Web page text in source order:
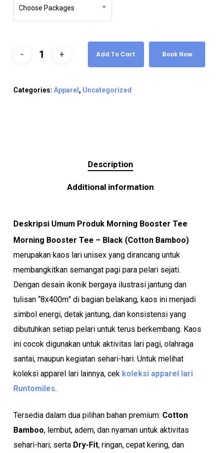
Choose Packages
Add To Cart Book Now
Categories: Apparel , Uncategorized
Description
Additional information
Deskripsi Umum Produk Morning Booster Tee
Morning Booster Tee – Black (Cotton Bamboo)
merupakan kaos lari unisex yang dirancang untuk
membangkitkan semangat pagi para pelari sejati.
Dengan desain ikonik bergaya ilustrasi jantung dan
tulisan “8x400m” di bagian belakang, kaos ini menjadi
simbol energi, detak jantung, dan konsistensi yang
dibutuhkan setiap pelari untuk terus berkembang. Kaos
ini cocok digunakan untuk aktivitas lari pagi, olahraga
santai, maupun kegiatan sehari-hari. Untuk melihat
koleksi apparel lari lainnya, cek koleksi apparel lari
Runtomiles.
Tersedia dalam dua pilihan bahan premium: Cotton
Bamboo, lembut, adem, dan nyaman untuk aktivitas
sehari-hari; serta Dry-Fit, ringan, cepat kering, dan